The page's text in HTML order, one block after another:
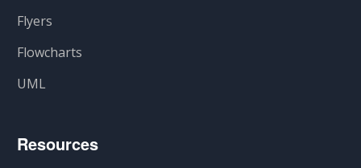
Flyers
Flowcharts
UML
Resources